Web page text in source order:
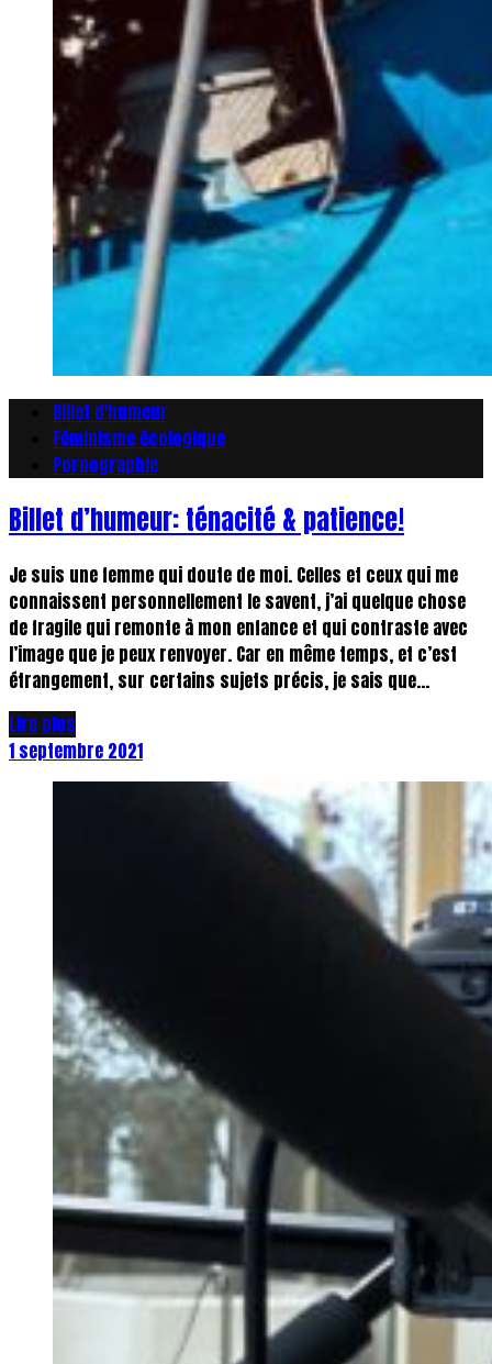
Billet d'humeur
Féminisme écologique
Pornographie
Billet d’humeur: ténacité & patience!
Je suis une femme qui doute de moi. Celles et ceux qui me
connaissent personnellement le savent, j’ai quelque chose
de fragile qui remonte à mon enfance et qui contraste avec
l’image que je peux renvoyer. Car en même temps, et c’est
étrangement, sur certains sujets précis, je sais que...
Lire plus
1 septembre 2021